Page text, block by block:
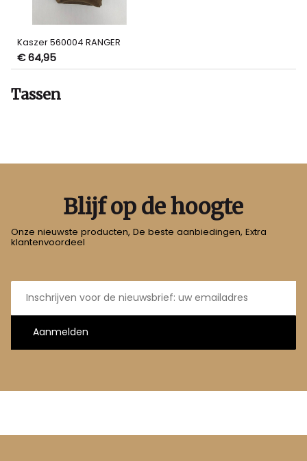
Kaszer 560004 RANGER
€ 64,95
Tassen
Blijf op de hoogte
Onze nieuwste producten, De beste aanbiedingen, Extra
klantenvoordeel
E-
mailadres
Aanmelden